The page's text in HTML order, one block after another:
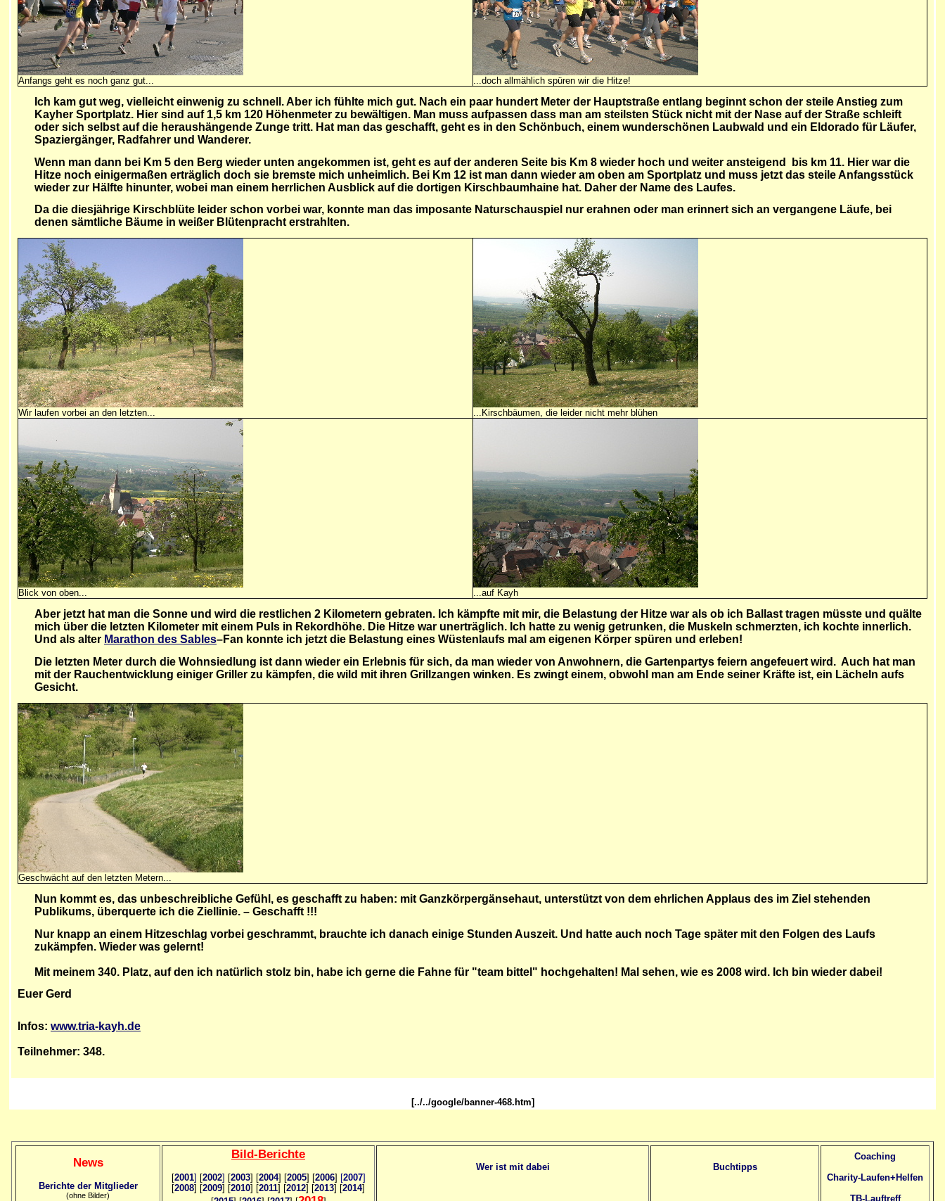
Anfangs geht es noch ganz gut... ...doch allmählich spüren wir die Hitze!
Ich kam gut weg, vielleicht einwenig zu schnell. Aber ich fühlte mich gut. Nach ein paar hundert Meter der Hauptstraße entlang beginnt schon der steile Anstieg zum
Kayher Sportplatz. Hier sind auf 1,5 km 120 Höhenmeter zu bewältigen. Man muss aufpassen dass man am steilsten Stück nicht mit der Nase auf der Straße schleift
oder sich selbst auf die heraushängende Zunge tritt. Hat man das geschafft, geht es in den Schönbuch, einem wunderschönen Laubwald und ein Eldorado für Läufer,
Spaziergänger, Radfahrer und Wanderer.
Wenn man dann bei Km 5 den Berg wieder unten angekommen ist, geht es auf der anderen Seite bis Km 8 wieder hoch und weiter ansteigend bis km 11. Hier war die
Hitze noch einigermaßen erträglich doch sie bremste mich unheimlich. Bei Km 12 ist man dann wieder am oben am Sportplatz und muss jetzt das steile Anfangsstück
wieder zur Hälfte hinunter, wobei man einem herrlichen Ausblick auf die dortigen Kirschbaumhaine hat. Daher der Name des Laufes.
Da die diesjährige Kirschblüte leider schon vorbei war, konnte man das imposante Naturschauspiel nur erahnen oder man erinnert sich an vergangene Läufe, bei
denen sämtliche Bäume in weißer Blütenpracht erstrahlten.
Wir laufen vorbei an den letzten... ...Kirschbäumen, die leider nicht mehr blühen
Blick von oben... ...auf Kayh
Aber jetzt hat man die Sonne und wird die restlichen 2 Kilometern gebraten. Ich kämpfte mit mir, die Belastung der Hitze war als ob ich Ballast tragen müsste und quälte
mich über die letzten Kilometer mit einem Puls in Rekordhöhe. Die Hitze war unerträglich. Ich hatte zu wenig getrunken, die Muskeln schmerzten, ich kochte innerlich.
Und als alter Marathon des Sables–Fan konnte ich jetzt die Belastung eines Wüstenlaufs mal am eigenen Körper spüren und erleben!
Die letzten Meter durch die Wohnsiedlung ist dann wieder ein Erlebnis für sich, da man wieder von Anwohnern, die Gartenpartys feiern angefeuert wird. Auch hat man
mit der Rauchentwicklung einiger Griller zu kämpfen, die wild mit ihren Grillzangen winken. Es zwingt einem, obwohl man am Ende seiner Kräfte ist, ein Lächeln aufs
Gesicht.
Geschwächt auf den letzten Metern...
Nun kommt es, das unbeschreibliche Gefühl, es geschafft zu haben: mit Ganzkörpergänsehaut, unterstützt von dem ehrlichen Applaus des im Ziel stehenden
Publikums, überquerte ich die Ziellinie. – Geschafft !!!
Nur knapp an einem Hitzeschlag vorbei geschrammt, brauchte ich danach einige Stunden Auszeit. Und hatte auch noch Tage später mit den Folgen des Laufs
zukämpfen. Wieder was gelernt!
Mit meinem 340. Platz, auf den ich natürlich stolz bin, habe ich gerne die Fahne für "team bittel" hochgehalten! Mal sehen, wie es 2008 wird. Ich bin wieder dabei!
Euer Gerd
Infos: www.tria-kayh.de
Teilnehmer: 348.
[../../google/banner-468.htm]
News
Berichte der Mitglieder
(ohne Bilder)
Bild-Berichte
[2001] [2002] [2003] [2004] [2005] [2006] [2007]
[2008] [2009] [2010] [2011] [2012] [2013] [2014]
Wer ist mit dabei Buchtipps
Coaching
Charity-Laufen+Helfen
TB-Lauftreff